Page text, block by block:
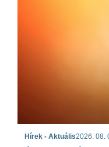
Hírek - Aktuális2026. 08.